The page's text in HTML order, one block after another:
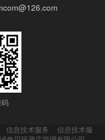
信息技术服务
信息技术服